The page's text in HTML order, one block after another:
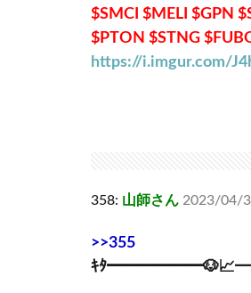
$SMCI $MELI $GPN
$PTON $STNG
https://i.imgur.com/
358: 山師さん 2023/04/
>>355
ｷﾀ